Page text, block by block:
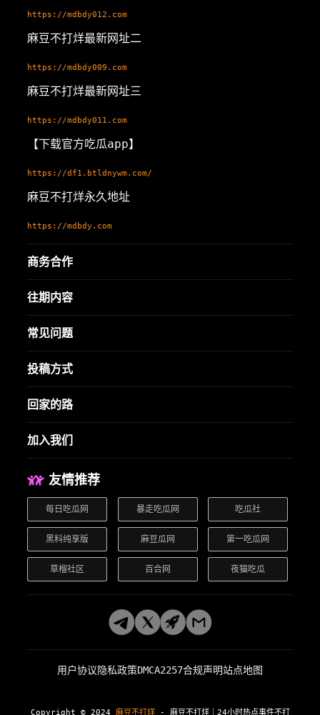
https://mdbdy012.com
麻豆不打烊最新网址二
https://mdbdy009.com
麻豆不打烊最新网址三
https://mdbdy011.com
【下载官方吃瓜app】
https://df1.btldnywm.com/
麻豆不打烊永久地址
https://mdbdy.com
商务合作
往期内容
常见问题
投稿方式
回家的路
加入我们
友情推荐
每日吃瓜网 暴走吃瓜网 吃瓜社
黑料纯享版 麻豆瓜网 第一吃瓜网
草榴社区 百合网 夜猫吃瓜
用户协议隐私政策DMCA2257合规声明站点地图
Copyright © 2024 麻豆不打烊- 麻豆不打烊｜24小时热点事件不打